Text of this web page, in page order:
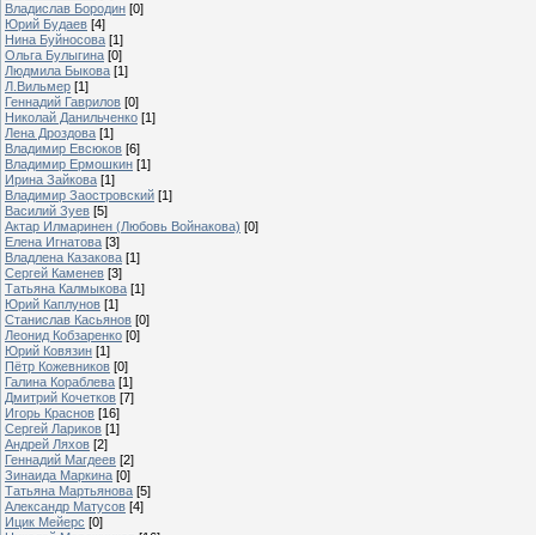
Владислав Бородин [0]
Юрий Будаев [4]
Нина Буйносова [1]
Ольга Булыгина [0]
Людмила Быкова [1]
Л.Вильмер [1]
Геннадий Гаврилов [0]
Николай Данильченко [1]
Лена Дроздова [1]
Владимир Евсюков [6]
Владимир Ермошкин [1]
Ирина Зайкова [1]
Владимир Заостровский [1]
Василий Зуев [5]
Актар Илмаринен (Любовь Войнакова) [0]
Елена Игнатова [3]
Владлена Казакова [1]
Сергей Каменев [3]
Татьяна Калмыкова [1]
Юрий Каплунов [1]
Станислав Касьянов [0]
Леонид Кобзаренко [0]
Юрий Ковязин [1]
Пётр Кожевников [0]
Галина Кораблева [1]
Дмитрий Кочетков [7]
Игорь Краснов [16]
Сергей Лариков [1]
Андрей Ляхов [2]
Геннадий Магдеев [2]
Зинаида Маркина [0]
Татьяна Мартьянова [5]
Александр Матусов [4]
Ицик Мейерс [0]